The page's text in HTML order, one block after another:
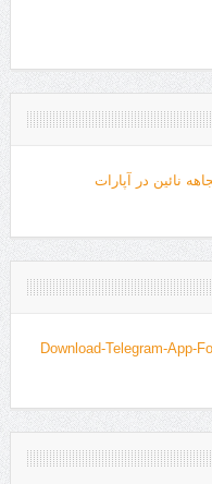
نائین در آپارات